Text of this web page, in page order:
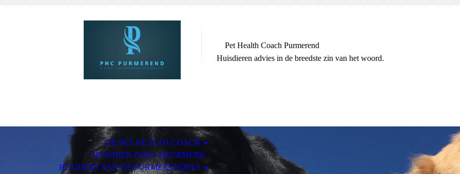
Pet Health Coach Purmerend
Huisdieren advies in de breedste zin van het woord.
DE PET HEALTH COACH
HUISDIER ZORG KEURMERK
HOUDERS VAN DE PURMERENDPAS